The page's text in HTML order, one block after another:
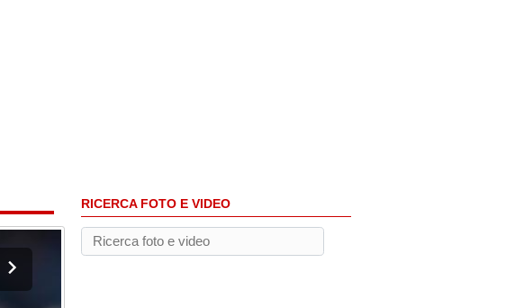
RICERCA FOTO E VIDEO